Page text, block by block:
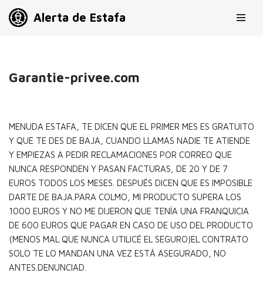
Alerta de Estafa
Garantie-privee.com
MENUDA ESTAFA, TE DICEN QUE EL PRIMER MES ES GRATUITO
Y QUE TE DES DE BAJA, CUANDO LLAMAS NADIE TE ATIENDE
Y EMPIEZAS A PEDIR RECLAMACIONES POR CORREO QUE
NUNCA RESPONDEN Y PASAN FACTURAS, DE 20 Y DE 7
EUROS TODOS LOS MESES. DESPUÉS DICEN QUE ES IMPOSIBLE
DARTE DE BAJA.PARA COLMO, MI PRODUCTO SUPERA LOS
1000 EUROS Y NO ME DIJERON QUE TENÍA UNA FRANQUICIA
DE 600 EUROS QUE PAGAR EN CASO DE USO DEL PRODUCTO
(MENOS MAL QUE NUNCA UTILICÉ EL SEGURO)EL CONTRATO
SOLO TE LO MANDAN UNA VEZ ESTÁ ASEGURADO, NO
ANTES.DENUNCIAD.